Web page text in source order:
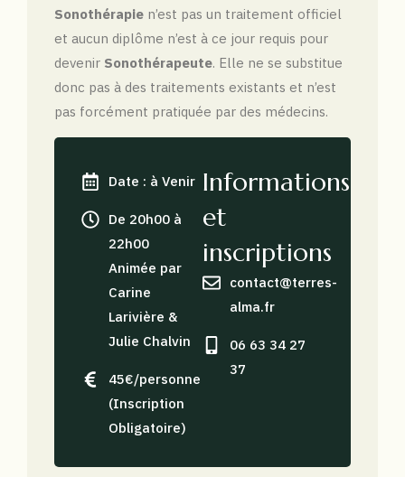
Sonothérapie n’est pas un traitement officiel
et aucun diplôme n’est à ce jour requis pour
devenir Sonothérapeute. Elle ne se substitue
donc pas à des traitements existants et n’est
pas forcément pratiquée par des médecins.
Date : à Venir
De 20h00 à
22h00
Animée par
Carine
Larivière &
Julie Chalvin
45€/personne
(Inscription
Obligatoire)
Informations
et
inscriptions
contact@terres-
alma.fr
06 63 34 27
37